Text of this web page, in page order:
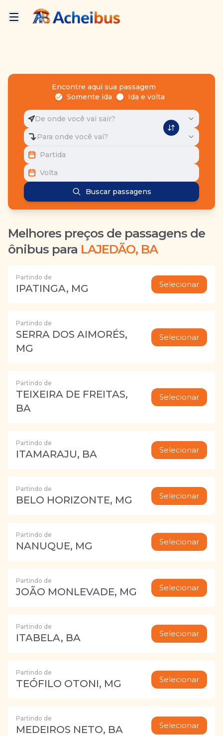
Encontre aqui sua passagem
Somente ida
Ida e volta
De onde você vai sair?
Para onde você vai?
Partida
Volta
Buscar passagens
Melhores preços de passagens de
ônibus para LAJEDÃO, BA
Partindo de
IPATINGA, MG Selecionar
Partindo de
SERRA DOS AIMORÉS,
MG
Selecionar
Partindo de
TEIXEIRA DE FREITAS,
BA
Selecionar
Partindo de
ITAMARAJU, BA Selecionar
Partindo de
BELO HORIZONTE, MG Selecionar
Partindo de
NANUQUE, MG Selecionar
Partindo de
JOÃO MONLEVADE, MG Selecionar
Partindo de
ITABELA, BA Selecionar
Partindo de
TEÓFILO OTONI, MG Selecionar
Partindo de
MEDEIROS NETO, BA Selecionar